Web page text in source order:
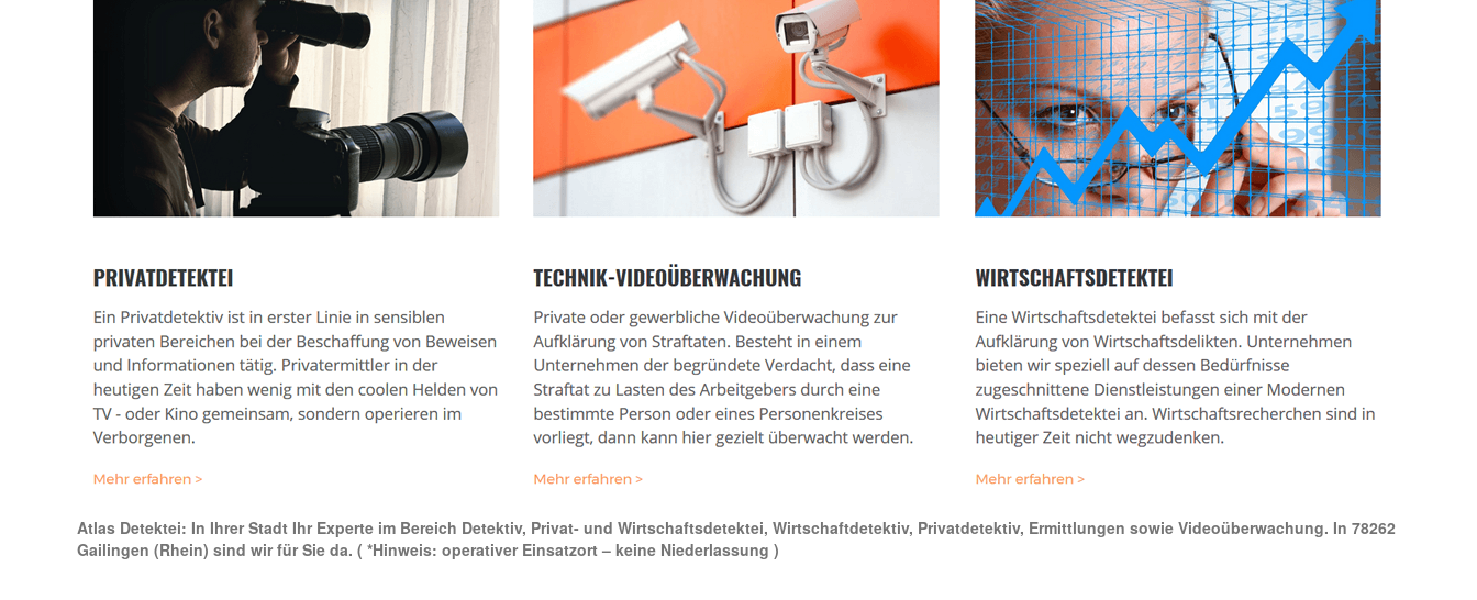
Atlas Detektei: In Ihrer Stadt Ihr Experte im Bereich Detektiv, Privat- und Wirtschaftsdetektei, Wirtschaftdetektiv, Privatdetektiv, Ermittlungen sowie Videoüberwachung. In 78262
Gailingen (Rhein) sind wir für Sie da. ( *Hinweis: operativer Einsatzort – keine Niederlassung )